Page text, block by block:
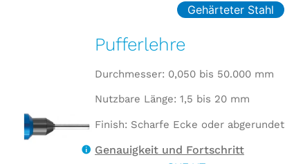
Gehärteter Stahl
Pufferlehre
Durchmesser: 0,050 bis 50.000 mm
Nutzbare Länge: 1,5 bis 20 mm
Finish: Scharfe Ecke oder abgerundet
Genauigkeit und Fortschritt